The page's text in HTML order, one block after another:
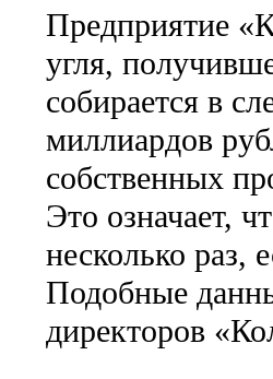
Предприятие
угля,
собирается в
миллиардов
собственных
Это означает,
несколько раз,
Подобные
директоров